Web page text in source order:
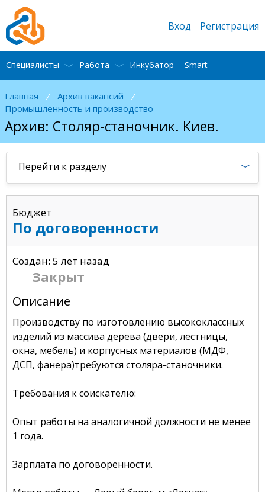
Главная / Архив вакансий
/
Промышленность и производство
Архив: Столяр-станочник. Киев.
Перейти к разделу
Бюджет
По договоренности
Создан: 5 лет назад
Закрыт
Описание
Производству по изготовлению высококлассных
изделий из массива дерева (двери, лестницы,
окна, мебель) и корпусных материалов (МДФ,
ДСП, фанера)требуются столяра-станочники.
Требования к соискателю:
Опыт работы на аналогичной должности не менее
1 года.
Зарплата по договоренности.
Вход Регистрация
Специалисты Работа Инкубатор Smart